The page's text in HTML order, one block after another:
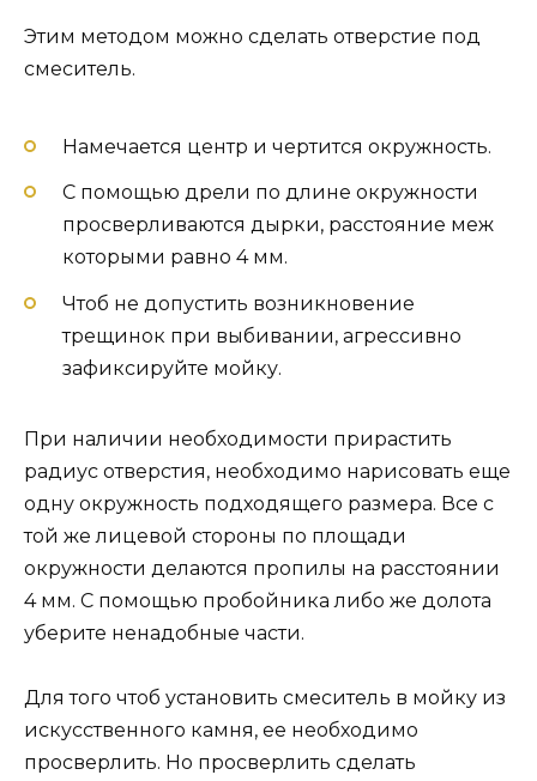
Этим методом можно сделать отверстие под
смеситель.
Намечается центр и чертится окружность.
С помощью дрели по длине окружности
просверливаются дырки, расстояние меж
которыми равно 4 мм.
Чтоб не допустить возникновение
трещинок при выбивании, агрессивно
зафиксируйте мойку.
При наличии необходимости прирастить
радиус отверстия, необходимо нарисовать еще
одну окружность подходящего размера. Все с
той же лицевой стороны по площади
окружности делаются пропилы на расстоянии
4 мм. С помощью пробойника либо же долота
уберите ненадобные части.
Для того чтоб установить смеситель в мойку из
искусственного камня, ее необходимо
просверлить. Но просверлить сделать